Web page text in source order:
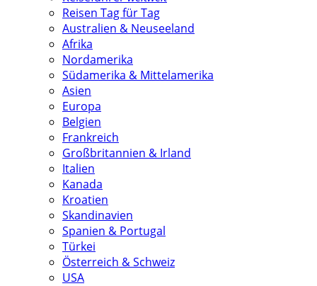
Reisen Tag für Tag
Australien & Neuseeland
Afrika
Nordamerika
Südamerika & Mittelamerika
Asien
Europa
Belgien
Frankreich
Großbritannien & Irland
Italien
Kanada
Kroatien
Skandinavien
Spanien & Portugal
Türkei
Österreich & Schweiz
USA